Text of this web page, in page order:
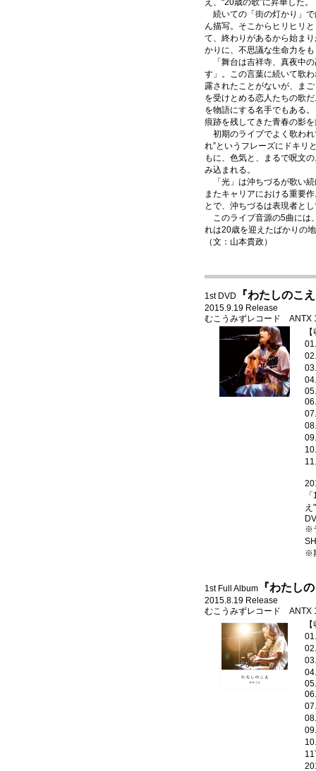
え、“20歳の歌”に昇華した。
続いての「街の灯かり」
ん描写。そこからヒリヒリ
て、終わりがあるから始ま
かりに、不思議な生命力を
「舞台は吉祥寺、真夜中
す」。この言葉に続いて歌
露されたことがないが、ま
を受けとめる恋人たちの歌
を物語にする名手でもある
痕跡を残してきた青春の影
初期のライブでよく歌われ
れ”というフレーズにドキリ
もに、色気と、まるで呪文
み込まれる。
「光」は沖ちづるが歌い
またキャリアにおける重要
とで、沖ちづるは表現者と
このライブ音源の5曲には
れは20歳を迎えたばかりの
（文：山本貴政）
1st DVD 『わたしのこ
2015.9.19 Release
むこうみずレコード
え
※
※
1st Full Album 『わたし
2015.8.19 Release
むこうみずレコード